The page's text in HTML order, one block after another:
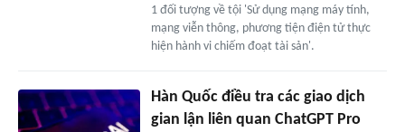
1 đối tượng về tội 'Sử dụng mạng máy tính,
mạng viễn thông, phương tiện điện tử thực
hiện hành vi chiếm đoạt tài sản'.
Hàn Quốc điều tra các giao dịch
gian lận liên quan ChatGPT Pro